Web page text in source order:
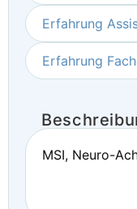
Erfahrung
Erfahrung
MSI, Neuro-